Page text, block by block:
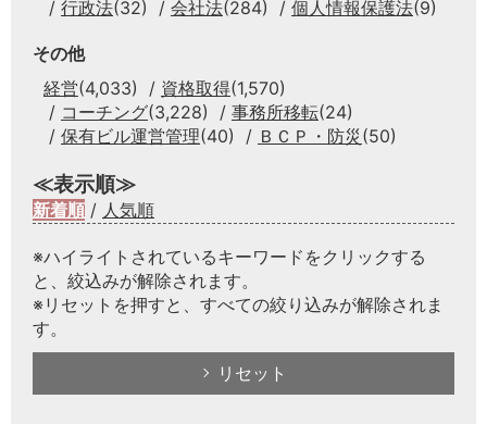
行政法(32) 会社法(284) 個人情報保護法(9)
その他
経営(4,033) 資格取得(1,570)
コーチング(3,228) 事務所移転(24)
保有ビル運営管理(40) ＢＣＰ・防災 (50)
≪表示順≫
新着順 / 人気順
※ハイライトされているキーワードをクリックする
と、絞込みが解除されます。
※リセットを押すと、すべての絞り込みが解除されま
す。
リセット